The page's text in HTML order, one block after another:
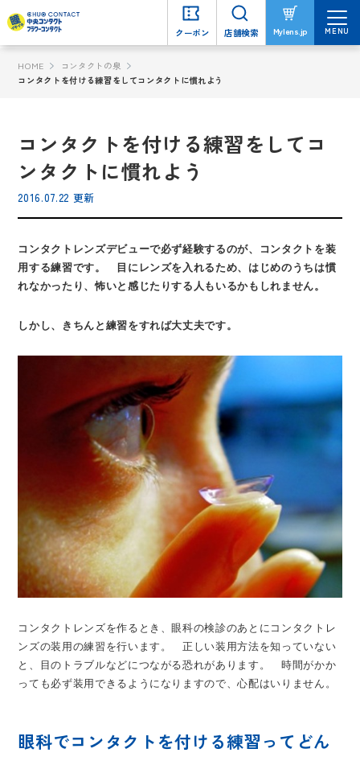
クーポン 店舗検索 Mylens.jp MENU
HOME
コンタクトの泉
コンタクトを付ける練習をしてコンタクトに慣れよう
コンタクトを付ける練習をしてコ
ンタクトに慣れよう
2016.07.22 更新
コンタクトレンズデビューで必ず経験するのが、コンタクトを装
用する練習です。 目にレンズを入れるため、はじめのうちは慣
れなかったり、怖いと感じたりする人もいるかもしれません。
しかし、きちんと練習をすれば大丈夫です。
コンタクトレンズを作るとき、眼科の検診のあとにコンタクトレ
ンズの装用の練習を行います。 正しい装用方法を知っていない
と、目のトラブルなどにつながる恐れがあります。 時間がかか
っても必ず装用できるようになりますので、心配はいりません。
眼科でコンタクトを付ける練習ってどん
クーポン 店舗検索 Mylens.jp MENU